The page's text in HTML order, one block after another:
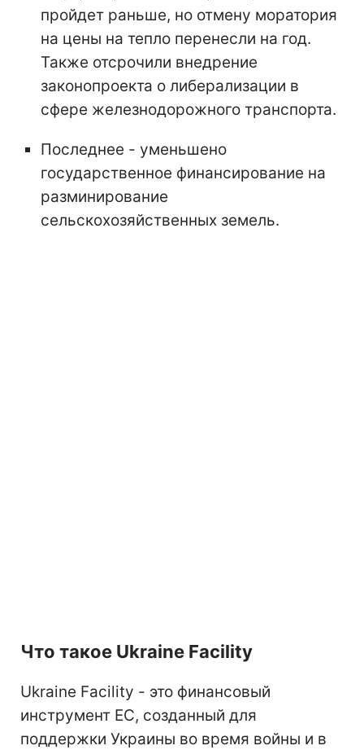
пройдет раньше, но отмену моратория
на цены на тепло перенесли на год.
Также отсрочили внедрение
законопроекта о либерализации в
сфере железнодорожного транспорта.
Последнее - уменьшено
государственное финансирование на
разминирование
сельскохозяйственных земель.
Что такое Ukraine Facility
Ukraine Facility - это финансовый
инструмент ЕС, созданный для
поддержки Украины во время войны и в